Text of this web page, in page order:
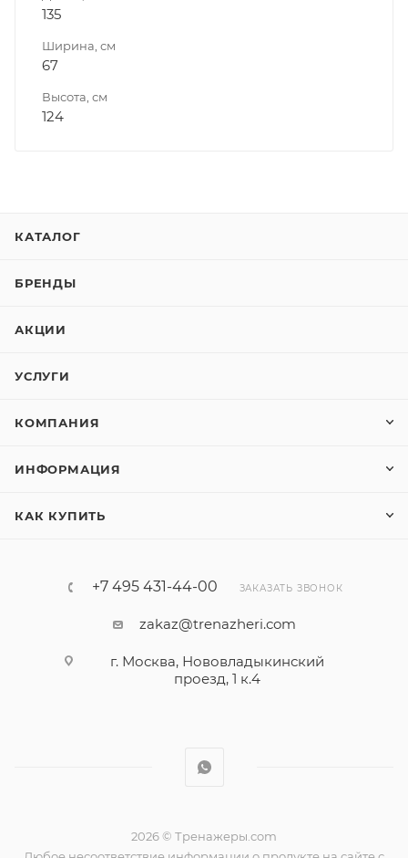
135
Ширина, см
67
Высота, см
124
КАТАЛОГ
БРЕНДЫ
АКЦИИ
УСЛУГИ
КОМПАНИЯ
ИНФОРМАЦИЯ
КАК КУПИТЬ
+7 495 431-44-00 ЗАКАЗАТЬ ЗВОНОК
zakaz@trenazheri.com
г. Москва, Нововладыкинский
проезд, 1 к.4
2026 © Тренажеры.com